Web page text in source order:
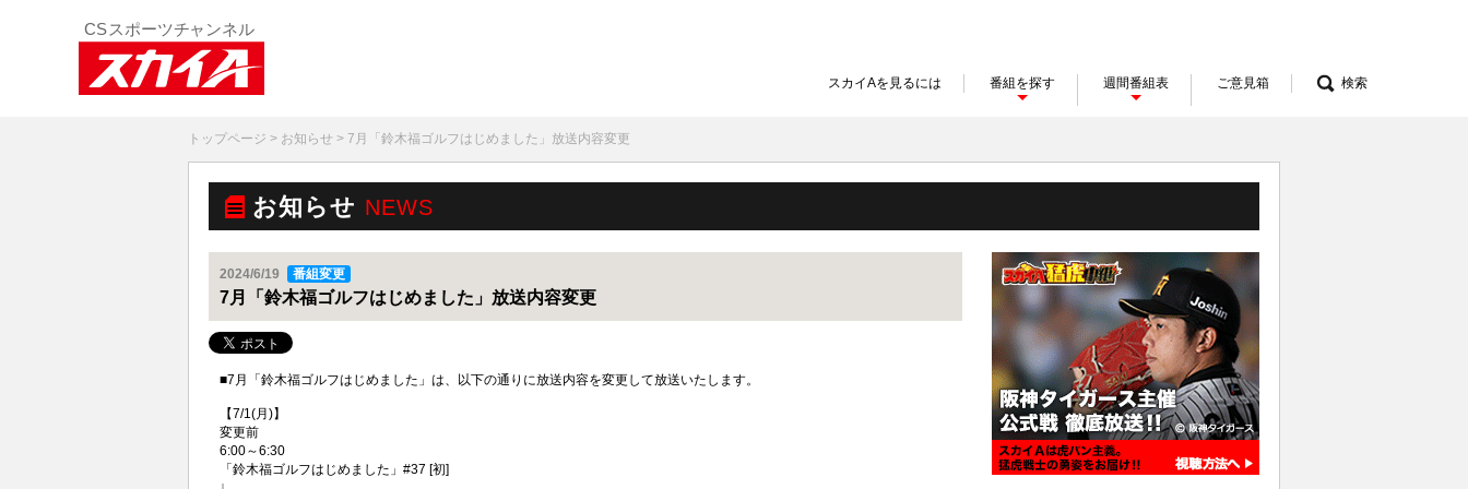
スカイAを見るには 番組を探す 週間番組表 ご意見箱 検索
トップページ > お知らせ > 7月「鈴木福ゴルフはじめました」放送内容変更
お知らせ NEWS
2024/6/19 番組変更
7月「鈴木福ゴルフはじめました」放送内容変更
■7月「鈴木福ゴルフはじめました」は、以下の通りに放送内容を変更して放送いたします。
【7/1(月)】
変更前
6:00～6:30
「鈴木福ゴルフはじめました」#37 [初]